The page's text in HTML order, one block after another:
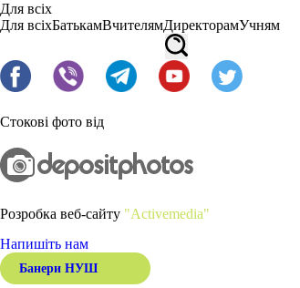
Для всіх
Для всіхБатькамВчителямДиректорамУчням
Стокові фото від
Розробка веб-сайту "Activemedia"
Напишіть нам
Банери НУШ